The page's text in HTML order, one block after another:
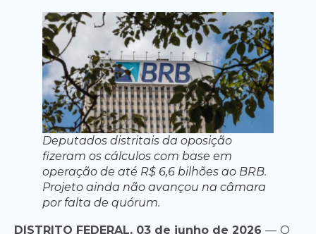
Deputados distritais da oposição
fizeram os cálculos com base em
operação de até R$ 6,6 bilhões ao BRB.
Projeto ainda não avançou na câmara
por falta de quórum.
DISTRITO FEDERAL, 03 de junho de 2026 — O